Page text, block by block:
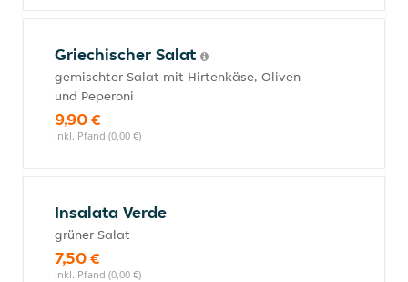
Griechischer Salat
gemischter Salat mit Hirtenkäse, Oliven
und Peperoni
9,90 €
inkl. Pfand (0,00 €)
Insalata Verde
grüner Salat
7,50 €
inkl. Pfand (0,00 €)